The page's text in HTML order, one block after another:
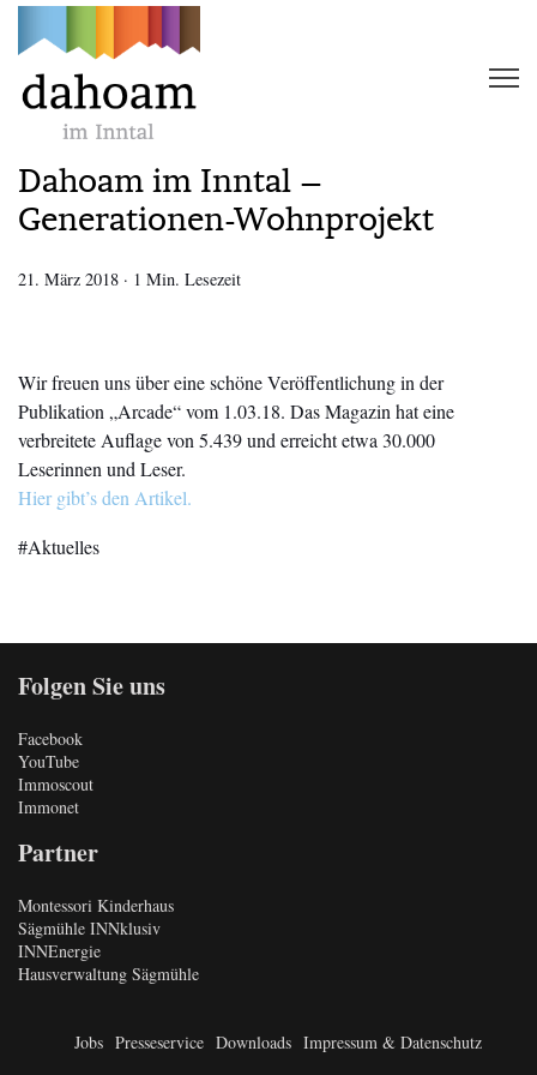
Dahoam im Inntal –
Generationen-Wohnprojekt
21. März 2018 · 1 Min. Lesezeit
Wir freuen uns über eine schöne Veröffentlichung in der
Publikation „Arcade“ vom 1.03.18. Das Magazin hat eine
verbreitete Auflage von 5.439 und erreicht etwa 30.000
Leserinnen und Leser.
Hier gibt’s den Artikel.
Aktuelles
Folgen Sie uns
Facebook
YouTube
Immoscout
Immonet
Partner
Montessori Kinderhaus
Sägmühle INNklusiv
INNEnergie
Hausverwaltung Sägmühle
Jobs Presseservice Downloads Impressum & Datenschutz